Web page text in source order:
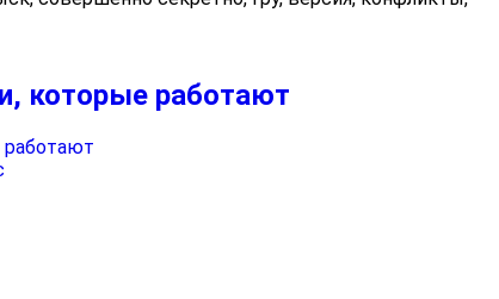
которые работают